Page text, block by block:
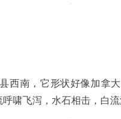
西南，它形状好像加拿
啸飞泻，水石相击，白